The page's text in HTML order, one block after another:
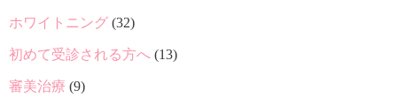
ホワイトニング (32)
初めて受診される方へ (13)
審美治療 (9)